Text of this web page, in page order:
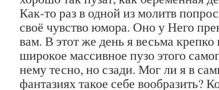
Как-то раз в одной из молитв
своё чувство юмора. Оно у Него
вам. В этот же день я весьма
широкое массивное пузо этого
нему тесно, но сзади. Мог ли я в
фантазиях такое себе вообразить?